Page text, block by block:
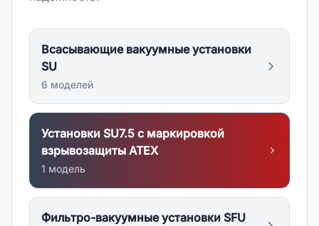
Всасывающие вакуумные установки
SU
6 моделей
Установки SU7.5 с маркировкой
взрывозащиты АТЕХ
1 модель
Фильтро-вакуумные установки SFU